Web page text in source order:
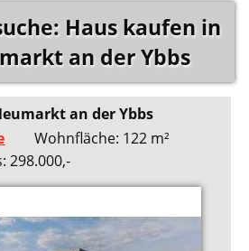
Haus kaufen in
an der Ybbs
an der Ybbs
Wohnfläche: 122 m²
298.000,-